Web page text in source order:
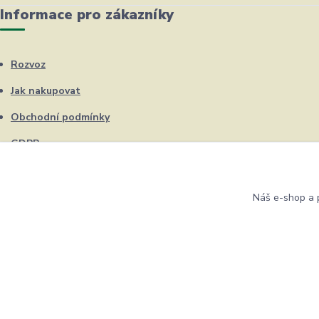
Informace pro zákazníky
Rozvoz
Jak nakupovat
Obchodní podmínky
GDPR
Náš e-shop a